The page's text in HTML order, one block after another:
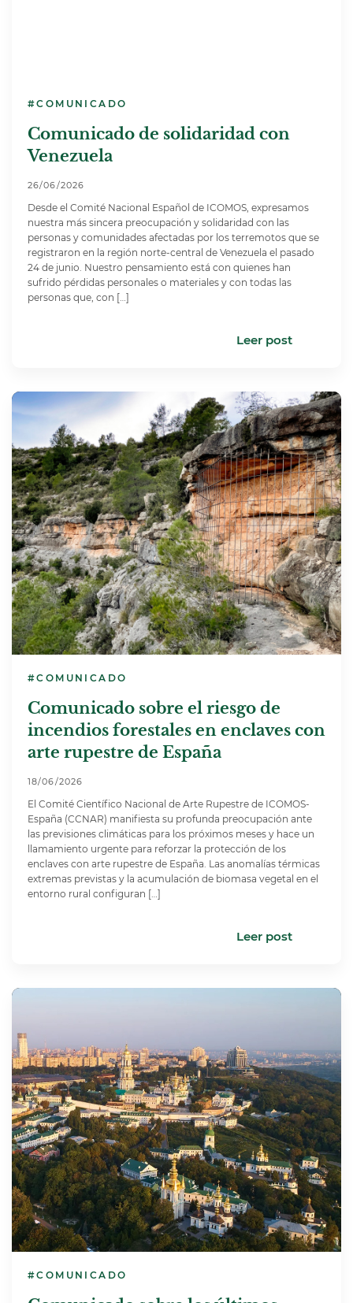
#COMUNICADO
Comunicado de solidaridad con
Venezuela
26/06/2026
Desde el Comité Nacional Español de ICOMOS, expresamos
nuestra más sincera preocupación y solidaridad con las
personas y comunidades afectadas por los terremotos que se
registraron en la región norte-central de Venezuela el pasado
24 de junio. Nuestro pensamiento está con quienes han
sufrido pérdidas personales o materiales y con todas las
personas que, con […]
Leer post
#COMUNICADO
Comunicado sobre el riesgo de
incendios forestales en enclaves con
arte rupestre de España
18/06/2026
El Comité Científico Nacional de Arte Rupestre de ICOMOS-
España (CCNAR) manifiesta su profunda preocupación ante
las previsiones climáticas para los próximos meses y hace un
llamamiento urgente para reforzar la protección de los
enclaves con arte rupestre de España. Las anomalías térmicas
extremas previstas y la acumulación de biomasa vegetal en el
entorno rural configuran […]
Leer post
#COMUNICADO